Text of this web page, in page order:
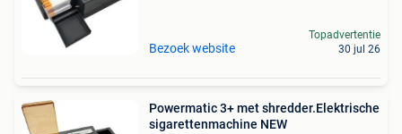
Bezoek website
Topadvertentie
30 jul 26
Powermatic 3+ met shredder.Elektrische
sigarettenmachine NEW